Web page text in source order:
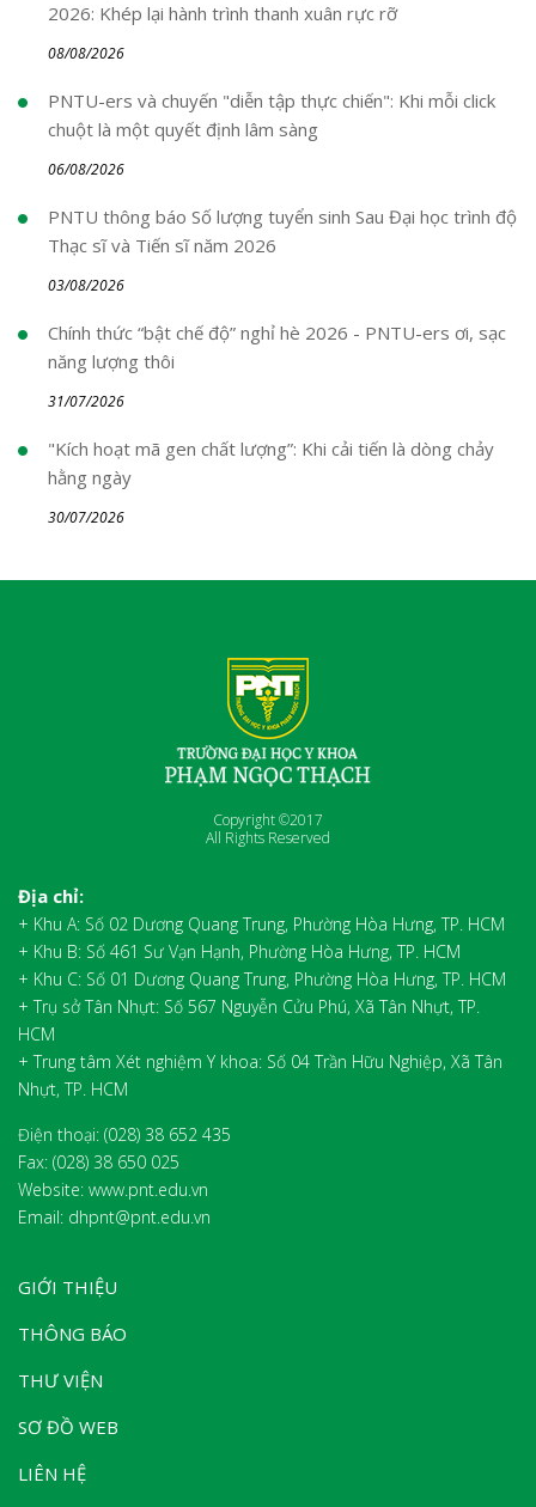
2026: Khép lại hành trình thanh xuân rực rỡ
08/08/2026
PNTU-ers và chuyến "diễn tập thực chiến": Khi mỗi click
chuột là một quyết định lâm sàng
06/08/2026
PNTU thông báo Số lượng tuyển sinh Sau Đại học trình độ
Thạc sĩ và Tiến sĩ năm 2026
03/08/2026
Chính thức “bật chế độ” nghỉ hè 2026 - PNTU-ers ơi, sạc
năng lượng thôi
31/07/2026
"Kích hoạt mã gen chất lượng”: Khi cải tiến là dòng chảy
hằng ngày
30/07/2026
Copyright ©2017
All Rights Reserved
Địa chỉ:
+ Khu A: Số 02 Dương Quang Trung, Phường Hòa Hưng, TP. HCM
+ Khu B: Số 461 Sư Vạn Hạnh, Phường Hòa Hưng, TP. HCM
+ Khu C: Số 01 Dương Quang Trung, Phường Hòa Hưng, TP. HCM
+ Trụ sở Tân Nhựt: Số 567 Nguyễn Cửu Phú, Xã Tân Nhựt, TP.
HCM
+ Trung tâm Xét nghiệm Y khoa: Số 04 Trần Hữu Nghiệp, Xã Tân
Nhựt, TP. HCM
Điện thoại: (028) 38 652 435
Fax: (028) 38 650 025
Website: www.pnt.edu.vn
Email: dhpnt@pnt.edu.vn
GIỚI THIỆU
THÔNG BÁO
THƯ VIỆN
SƠ ĐỒ WEB
LIÊN HỆ